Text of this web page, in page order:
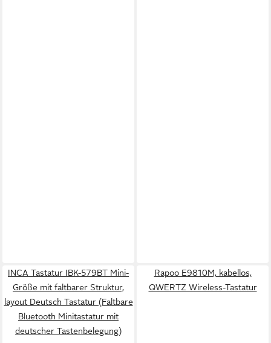
INCA Tastatur IBK-579BT Mini-
Größe mit faltbarer Struktur,
layout Deutsch Tastatur (Faltbare
Bluetooth Minitastatur mit
deutscher Tastenbelegung)
Rapoo E9810M, kabellos,
QWERTZ Wireless-Tastatur